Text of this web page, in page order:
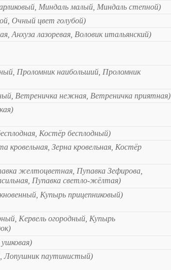
Миндаль малый, Миндаль степной)
Очный цвет голубой)
Анхуза лазоревая, Воловик итальянский)
Проломник наибольший, Проломник
Ветреничка нежная, Ветреничка приятная)
Костёр бесплодный)
кровельная, Зерна кровельная, Костёр
желтоцветная, Пупавка Зефирова,
Пупавка светло-жёлтая)
Купырь прицепниковый)
Кервель огородный, Купырь
ушковая)
Лопушник паутинистый)